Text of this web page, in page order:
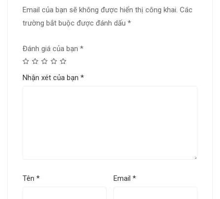
Email của bạn sẽ không được hiển thị công khai. Các
trường bắt buộc được đánh dấu *
Đánh giá của bạn *
Nhận xét của bạn *
Tên * Email*